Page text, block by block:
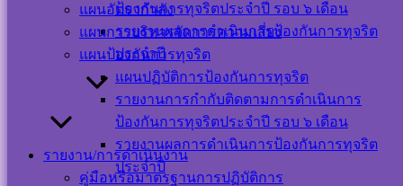
ป้องกันการทุจริตประจำปี รอบ ๖ เดือน
รายงานผลการดำเนินการป้องกันการทุจริต
ประจำปี
รายงาน/การดำเนินงาน
คู่มือหรือมาตรฐานการปฏิบัติการ
แผนอัตรากำลัง
แผนการบริหารจัดการความเสี่ยง
แผนป้องกันการทุจริต
แผนปฏิบัติการป้องกันการทุจริต
รายงานการกำกับติดตามการดำเนินการ
ป้องกันการทุจริตประจำปี รอบ ๖ เดือน
รายงานผลการดำเนินการป้องกันการทุจริต
ประจำปี
Total Users : 39466
Who's Online : 1
Your IP Address :
WPS Visitor